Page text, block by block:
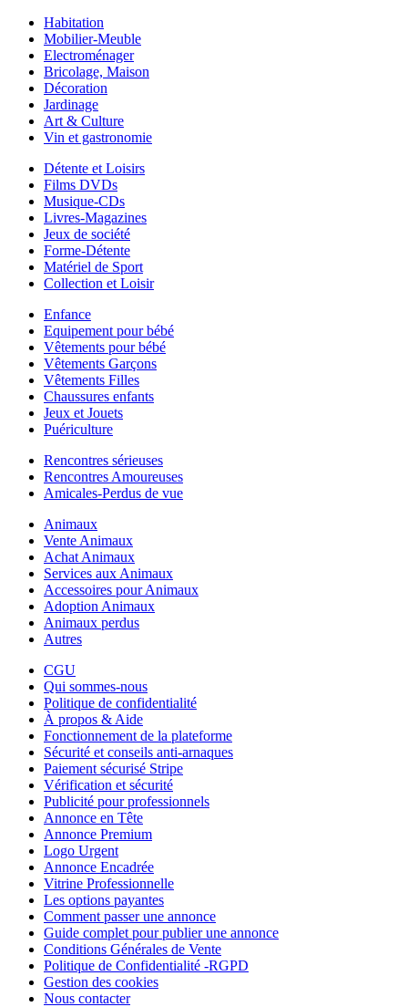
Habitation
Mobilier-Meuble
Electroménager
Bricolage, Maison
Décoration
Jardinage
Art & Culture
Vin et gastronomie
Détente et Loisirs
Films DVDs
Musique-CDs
Livres-Magazines
Jeux de société
Forme-Détente
Matériel de Sport
Collection et Loisir
Enfance
Equipement pour bébé
Vêtements pour bébé
Vêtements Garçons
Vêtements Filles
Chaussures enfants
Jeux et Jouets
Puériculture
Rencontres sérieuses
Rencontres Amoureuses
Amicales-Perdus de vue
Animaux
Vente Animaux
Achat Animaux
Services aux Animaux
Accessoires pour Animaux
Adoption Animaux
Animaux perdus
Autres
CGU
Qui sommes-nous
Politique de confidentialité
À propos & Aide
Fonctionnement de la plateforme
Sécurité et conseils anti-arnaques
Paiement sécurisé Stripe
Vérification et sécurité
Publicité pour professionnels
Annonce en Tête
Annonce Premium
Logo Urgent
Annonce Encadrée
Vitrine Professionnelle
Les options payantes
Comment passer une annonce
Guide complet pour publier une annonce
Conditions Générales de Vente
Politique de Confidentialité -RGPD
Gestion des cookies
Nous contacter